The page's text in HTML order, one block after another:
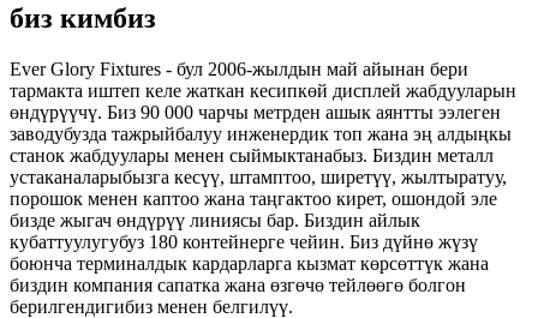
биз кимбиз
Ever Glory Fixtures - бул 2006-жылдын май айынан бери
тармакта иштеп келе жаткан кесипкөй дисплей жабдууларын
өндүрүүчү. Биз 90 000 чарчы метрден ашык аянтты ээлеген
заводубузда тажрыйбалуу инженердик топ жана эң алдыңкы
станок жабдуулары менен сыймыктанабыз. Биздин металл
устаканаларыбызга кесүү, штамптоо, ширетүү, жылтыратуу,
порошок менен каптоо жана таңгактоо кирет, ошондой эле
бизде жыгач өндүрүү линиясы бар. Биздин айлык
кубаттуулугубуз 180 контейнерге чейин. Биз дүйнө жүзү
боюнча терминалдык кардарларга кызмат көрсөттүк жана
биздин компания сапатка жана өзгөчө тейлөөгө болгон
берилгендигибиз менен белгилүү.